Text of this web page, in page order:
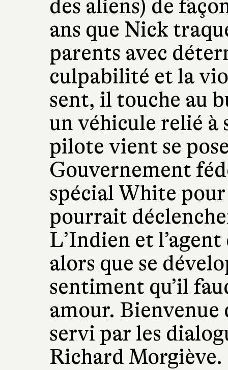
des aliens) de
ans que Nick
parents avec
culpabilité et la
sent, il touche au
un véhicule relié à
pilote vient se
Gouvernement
spécial White
pourrait
L’Indien et
alors que se
sentiment qu’il
amour. Bienvenue
servi par les
Richard Morgiève.